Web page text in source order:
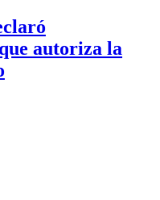
autoriza la